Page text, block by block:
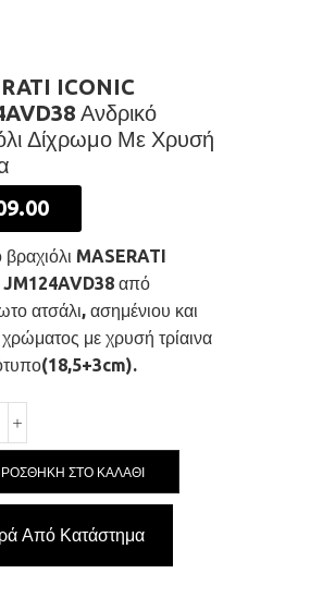
ICONIC
Ανδρικό
Δίχρωμο Με Χρυσή
βραχιόλι MASERATI
JM124AVD38 από
ατσάλι, ασημένιου και
με χρυσή τρίαινα
ΣΤΟ ΚΑΛΆΘΙ
Από Κατάστημα